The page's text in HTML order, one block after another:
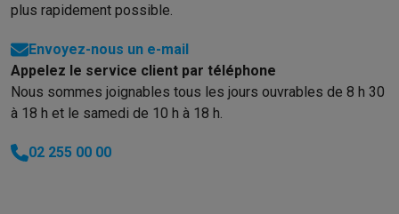
plus rapidement possible.
Envoyez-nous un e-mail
Appelez le service client par téléphone
Nous sommes joignables tous les jours ouvrables de 8 h 30
à 18 h et le samedi de 10 h à 18 h.
02 255 00 00